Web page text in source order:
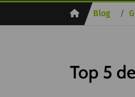
InicioBlog
Top 5